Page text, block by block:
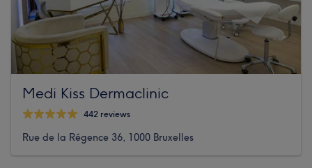
Medi Kiss Dermaclinic
442 reviews
Rue de la Régence 36, 1000 Bruxelles